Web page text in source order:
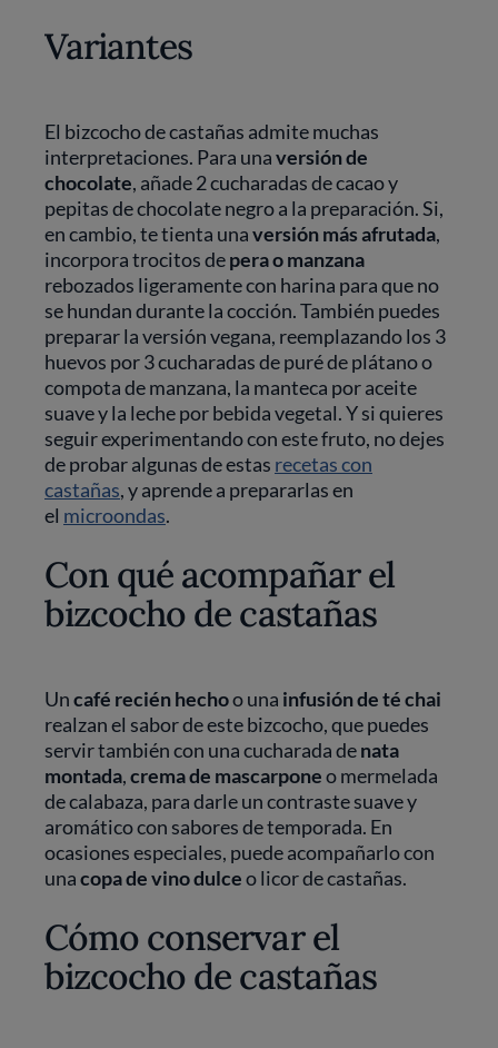
Variantes
El bizcocho de castañas admite muchas
interpretaciones. Para unaversión de
chocolate, añade 2 cucharadas de cacao y
pepitas de chocolate negro a la preparación. Si,
en cambio, te tienta unaversión más afrutada,
incorpora trocitos depera o manzana
rebozados ligeramente con harina para que no
se hundan durante la cocción. También puedes
preparar la versión vegana, reemplazando los 3
huevos por 3 cucharadas de puré de plátano o
compota de manzana, la manteca por aceite
suave y la leche por bebida vegetal. Y si quieres
seguir experimentando con este fruto, no dejes
de probar algunas de estas recetas con
castañas, y aprende a prepararlas en
el microondas.
Con qué acompañar el
bizcocho de castañas
Uncafé recién hechoo una infusión de té chai
realzan el sabor de este bizcocho, que puedes
servir también con una cucharada denata
montada,crema de mascarponeo mermelada
de calabaza, para darle un contraste suave y
aromático con sabores de temporada. En
ocasiones especiales, puede acompañarlo con
unacopa de vino dulceo licor de castañas.
Cómo conservar el
bizcocho de castañas